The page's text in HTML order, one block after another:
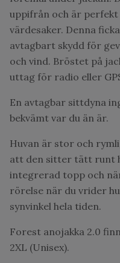
uppifrån och är
värdesaker. Denna
avtagbart skydd för
och vind. Bröstet på
uttag för radio eller
En avtagbar sittdyna
bekvämt var du än är.
Huvan är stor och
att den sitter tätt runt
integrerad topp och
rörelse när du vrider
synvinkel hela tiden.
Forest anojakka 2.0
2XL (Unisex).